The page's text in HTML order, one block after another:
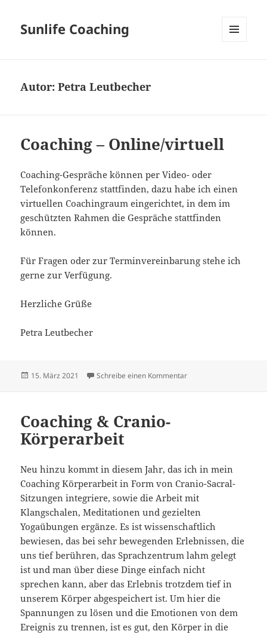
Sunlife Coaching
Autor:Petra Leutbecher
Coaching – Online/virtuell
Coaching-Gespräche können per Video- oder
Telefonkonferenz stattfinden, dazu habe ich einen
virtuellen Coachingraum eingerichtet, in dem im
geschützten Rahmen die Gespräche stattfinden
können.
Für Fragen oder zur Terminvereinbarung stehe ich
gerne zur Verfügung.
Herzliche Grüße
Petra Leutbecher
Veröffentlicht
15. März 2021 Schreibe einen Kommentarzu Coaching – Online/
Coaching & Cranio-
Körperarbeit
Neu hinzu kommt in diesem Jahr, das ich in mein
Coaching Körperarbeit in Form von Cranio-Sacral-
Sitzungen integriere, sowie die Arbeit mit
Klangschalen, Meditationen und gezielten
Yogaübungen ergänze. Es ist wissenschaftlich
bewiesen, das bei sehr bewegenden Erlebnissen, die
uns tief berühren, das Sprachzentrum lahm gelegt
ist und man über diese Dinge einfach nicht
sprechen kann, aber das Erlebnis trotzdem tief in
unserem Körper abgespeichert ist. Um hier die
Spannungen zu lösen und die Emotionen von dem
Ereignis zu trennen, ist es gut, den Körper in die